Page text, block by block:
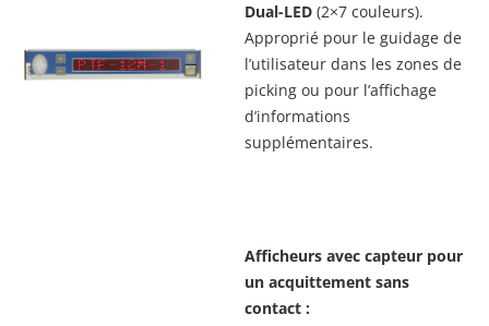
Dual-LED (2×7 couleurs).
Approprié pour le guidage de
l’utilisateur dans les zones de
picking ou pour l’affichage
d’informations
supplémentaires.
Afficheurs avec capteur pour
un acquittement sans
contact :